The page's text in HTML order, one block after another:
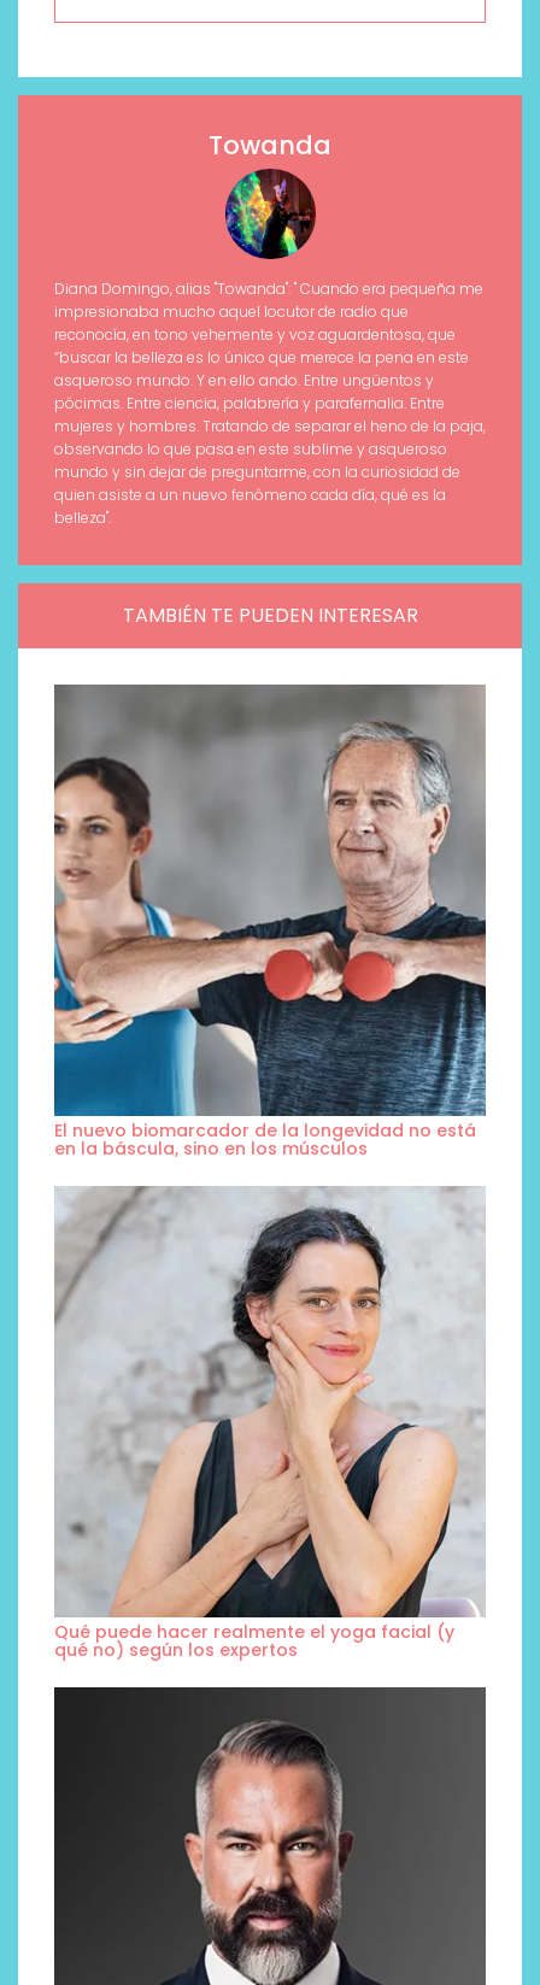
Towanda
Diana Domingo, alias "Towanda": " Cuando era pequeña me
impresionaba mucho aquel locutor de radio que
reconocía, en tono vehemente y voz aguardentosa, que
“buscar la belleza es lo único que merece la pena en este
asqueroso mundo. Y en ello ando. Entre ungüentos y
pócimas. Entre ciencia, palabrería y parafernalia. Entre
mujeres y hombres. Tratando de separar el heno de la paja,
observando lo que pasa en este sublime y asqueroso
mundo y sin dejar de preguntarme, con la curiosidad de
quien asiste a un nuevo fenómeno cada día, qué es la
belleza".
TAMBIÉN TE PUEDEN INTERESAR
El nuevo biomarcador de la longevidad no está
en la báscula, sino en los músculos
Qué puede hacer realmente el yoga facial (y
qué no) según los expertos